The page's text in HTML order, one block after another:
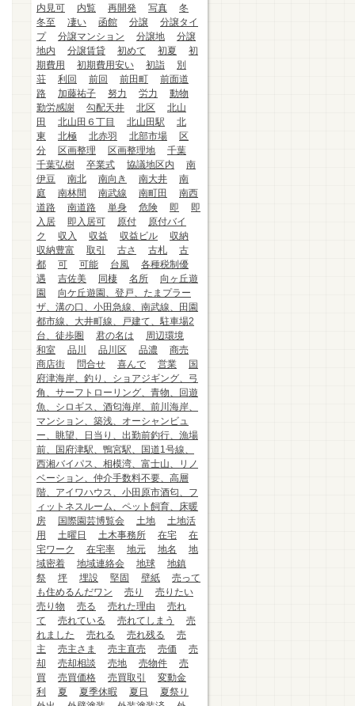
内見可
内覧 再開発 写真
冬
冬至
凄い 函館 分譲
分譲タイ
プ
分譲マンション 分譲地
分譲
地内
分譲賃貸 初めて 初夏
初
期費用
初期費用安い 初詣
別
荘
利回 前回 前田町
前面道
路
加藤祐子 努力 労力
動物
勤労感謝
勾配天井 北区
北山
田
北山田６丁目 北山田駅
北
東
北極 北赤羽 北部市場
区
分
区画整理 区画整理地
千葉
千葉弘樹
卒業式 協議地区内
南
伊豆
南北 南向き 南大井
南
庭
南林間 南武線 南町田
南西
道路
南道路 単身 危険 即
即
入居
即入居可 原付
原付バイ
ク
収入 収益 収益ビル
収納
収納豊富
取引 古さ 古札
古
都
可 可能 台風
各種税制優
遇
吉佐美 同棲 名所
向ヶ丘遊
園
向ケ丘遊園、登戸、たまプラー
ザ、溝の口、小田急線、南武線、田園
都市線、大井町線、戸建て、駐車場2
台、徒歩圏
君の名は
周辺環境
和室
品川 品川区 品濃
商売
商店街
問合せ 喜んで 営業
国
府津海岸、釣り、ショアジギング、弓
角、サーフトローリング、青物、回遊
魚、シロギス、酒匂海岸、前川海岸、
マンション、築浅、オーシャンビュ
ー、眺望、日当り、出勤前釣行、漁場
前、国府津駅、鴨宮駅、国道1号線、
西湘バイパス、相模湾、富士山、リノ
ベーション、仲介手数料不要、高層
階、アイワハウス、小田原市酒匂、フ
ィットネスルーム、ペット飼育、床暖
房
国際園芸博覧会 土地
土地活
用
土曜日 土木事務所 在宅
在
宅ワーク
在宅率 地元 地名
地
域密着
地域連絡会 地球
地鎮
祭
坪 埋設 堅固 壁紙
売って
も住めるんだワン
売り
売りたい
売り物
売る 売れた理由
売れ
て
売れている 売れてしまう
売
れました
売れる 売れ残る
売
主
売主さま 売主直売 売価
売
却
売却相談 売地 売物件
売
買
売買価格 売買取引
変動金
利
夏 夏季休暇 夏日
夏祭り